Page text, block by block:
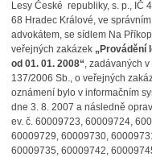
Lesy České republiky, s. p., IČ
68 Hradec Králové, ve
advokátem, se sídlem Na
veřejných zakázek „Provádění
od 01. 01. 2008“, zadávaných
137/2006 Sb., o veřejných
oznámení bylo v informačním
dne 3. 8. 2007 a následně
ev. č. 60009723, 60009724,
60009729, 60009730,
60009735, 60009742,